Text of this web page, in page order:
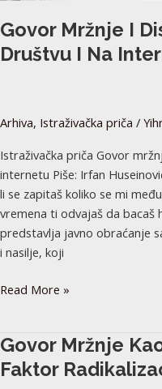
Govor Mržnje I
Društvu I Na
Arhiva, Istraživačka priča /
Istraživačka priča Govor
internetu Piše: Irfan
li se zapitaš koliko se mi
vremena ti odvajaš da bacaš
predstavlja javno obraćanje
i nasilje, koji
Read More »
Govor Mržnje
Faktor
Govor
mržnje
kao